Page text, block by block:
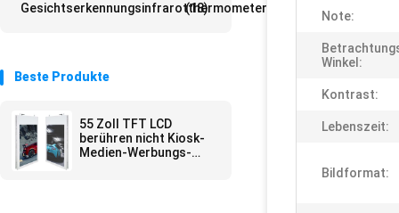
Gesichtserkennungsinfrarotthermometer
(18)
Beste Produkte
55 Zoll TFT LCD
berühren nicht Kiosk-
Medien-Werbungs-
Note:
Winkel:
Kontrast:
Lebenszeit:
Bildformat: